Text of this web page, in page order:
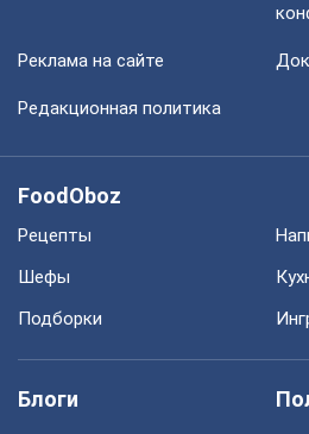
Реклама на сайте
Редакционная политика
FoodOboz
Рецепты
Шефы
Подборки
Блоги